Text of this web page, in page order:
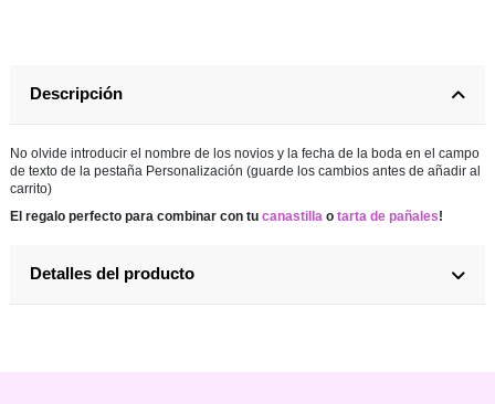
Descripción
No olvide introducir el nombre de los novios y la fecha de la boda en el campo
de texto de la pestaña Personalización (guarde los cambios antes de añadir al
carrito)
El regalo perfecto para combinar con tu canastilla o tarta de pañales!
Detalles del producto